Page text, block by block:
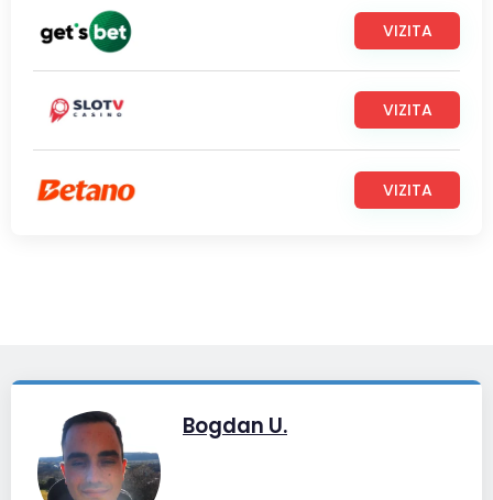
VIZITA
VIZITA
VIZITA
Bogdan U.